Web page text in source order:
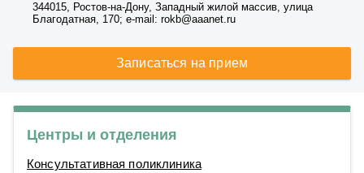
344015, Ростов-на-Дону, Западный жилой массив, улица
Благодатная, 170; e-mail: rokb@aaanet.ru
Записаться на прием
Центры и отделения
Консультативная поликлиника